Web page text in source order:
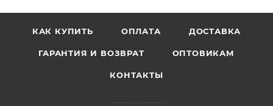
КАК КУПИТЬ ОПЛАТА ДОСТАВКА
ГАРАНТИЯ И ВОЗВРАТ ОПТОВИКАМ
КОНТАКТЫ